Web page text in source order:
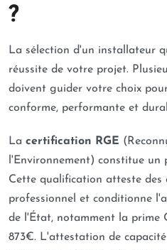
?
La sélection d'un installateur
réussite de votre projet.
doivent guider votre choix
conforme, performante et
La certification RGE
l'Environnement) constitue un
Cette qualification atteste des
professionnel et conditionne
de l'État, notamment la prime
873€. L'attestation de